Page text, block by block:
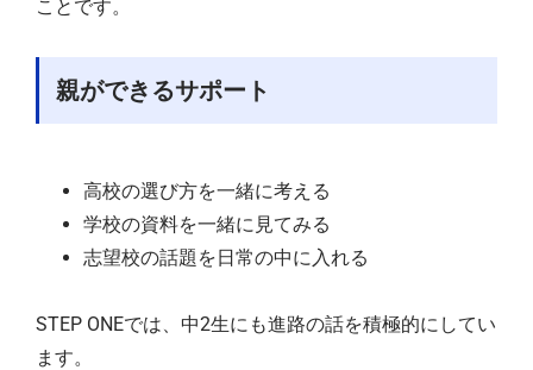
ことです。
親ができるサポート
高校の選び方を一緒に考える
学校の資料を一緒に見てみる
志望校の話題を日常の中に入れる
STEP ONEでは、中2生にも進路の話を積極的にしてい
ます。